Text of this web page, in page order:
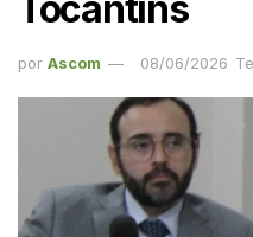
por Ascom 08/06/2026